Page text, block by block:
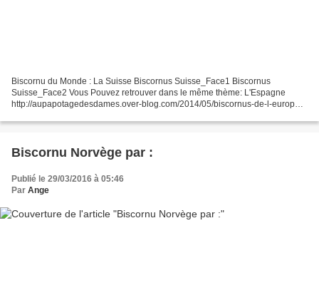
Biscornu du Monde : La Suisse Biscornus Suisse_Face1 Biscornus
Suisse_Face2 Vous Pouvez retrouver dans le même thème: L'Espagne
http://aupapotagedesdames.over-blog.com/2014/05/biscornus-de-l-europe-l-
biscornus-15-faces-du-monde-espagne-109120522.html...
Biscornu Norvège par :
Publié le 29/03/2016 à 05:46
Par Ange